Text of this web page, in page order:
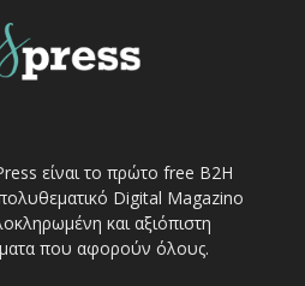
είναι το πρώτο free Β2Η
Digital Magazino
και αξιόπιστη
που αφορούν όλους.